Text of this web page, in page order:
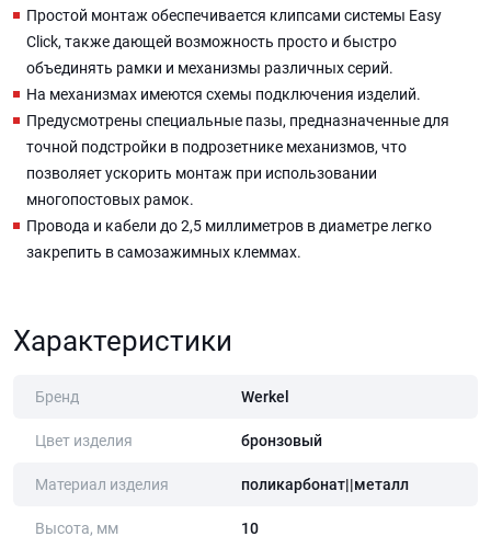
Простой монтаж обеспечивается клипсами системы Easy
Click, также дающей возможность просто и быстро
объединять рамки и механизмы различных серий.
На механизмах имеются схемы подключения изделий.
Предусмотрены специальные пазы, предназначенные для
точной подстройки в подрозетнике механизмов, что
позволяет ускорить монтаж при использовании
многопостовых рамок.
Провода и кабели до 2,5 миллиметров в диаметре легко
закрепить в самозажимных клеммах.
Характеристики
Бренд Werkel
Цвет изделия бронзовый
Материал изделия поликарбонат||металл
Высота, мм 10